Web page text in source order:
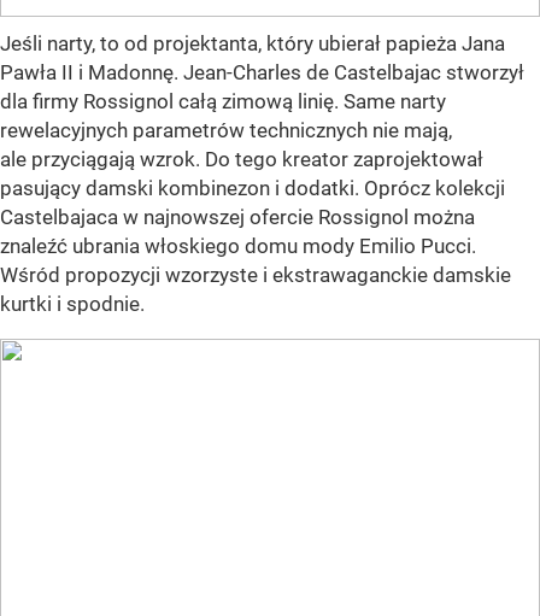
Jeśli narty, to od projektanta, który ubierał papieża Jana
Pawła II i Madonnę. Jean-Charles de Castelbajac stworzył
dla firmy Rossignol całą zimową linię. Same narty
rewelacyjnych parametrów technicznych nie mają,
ale przyciągają wzrok. Do tego kreator zaprojektował
pasujący damski kombinezon i dodatki. Oprócz kolekcji
Castelbajaca w najnowszej ofercie Rossignol można
znaleźć ubrania włoskiego domu mody Emilio Pucci.
Wśród propozycji wzorzyste i ekstrawaganckie damskie
kurtki i spodnie.